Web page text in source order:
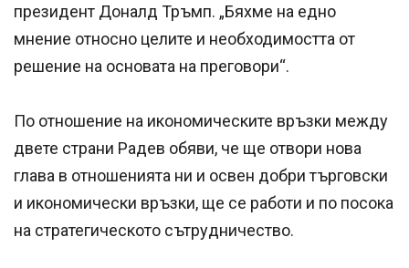
президент Доналд Тръмп. „Бяхме на едно
мнение относно целите и необходимостта от
решение на основата на преговори“.
По отношение на икономическите връзки между
двете страни Радев обяви, че ще отвори нова
глава в отношенията ни и освен добри търговски
и икономически връзки, ще се работи и по посока
на стратегическото сътрудничество.